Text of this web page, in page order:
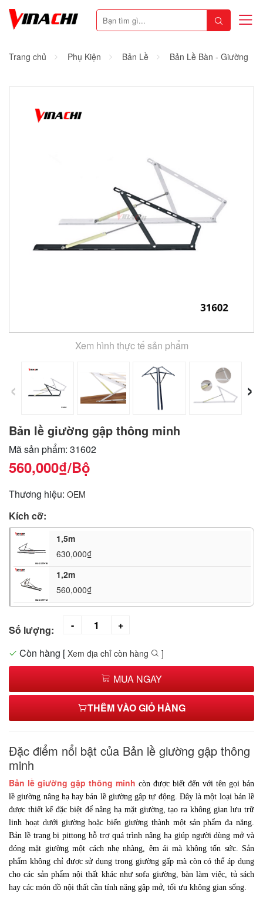
Trang chủ Phụ Kiện Bản Lề Bản Lề Bàn - Giường
Xem hình thực tế sản phẩm
‹ ›
Bản lề giường gập thông minh
Mã sản phẩm: 31602
560,000₫/Bộ
Thương hiệu: OEM
Kích cỡ:
1,5m
630,000₫
1,2m
560,000₫
Số lượng:
Còn hàng [ Xem địa chỉ còn hàng ]
MUA NGAY
THÊM VÀO GIỎ HÀNG
Đặc điểm nổi bật của Bản lề giường gập thông
minh
Bản lề giường gập thông minh còn được biết đến với tên gọi bản
lề giường nâng hạ hay bản lề giường gập tự động. Đây là một loại bản lề
được thiết kế đặc biệt để nâng hạ mặt giường, tạo ra không gian lưu trữ
linh hoạt dưới giường hoặc biến giường thành một sản phẩm đa năng.
Bản lề trang bị pittong hỗ trợ quá trình nâng hạ giúp người dùng mở và
đóng mặt giường một cách nhẹ nhàng, êm ái mà không tốn sức. Sản
phẩm không chỉ được sử dụng trong giường gấp mà còn có thể áp dụng
cho các sản phẩm nội thất khác như sofa giường, bàn làm việc, tủ sách
hay các món đồ nội thất cần tính năng gập mở, tối ưu không gian sống.